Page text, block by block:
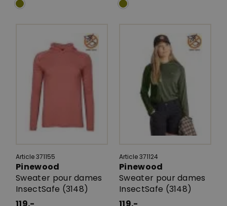
Article 371155
Pinewood
Sweater pour dames
InsectSafe (3148)
Article 371124
Pinewood
Sweater pour dames
InsectSafe (3148)